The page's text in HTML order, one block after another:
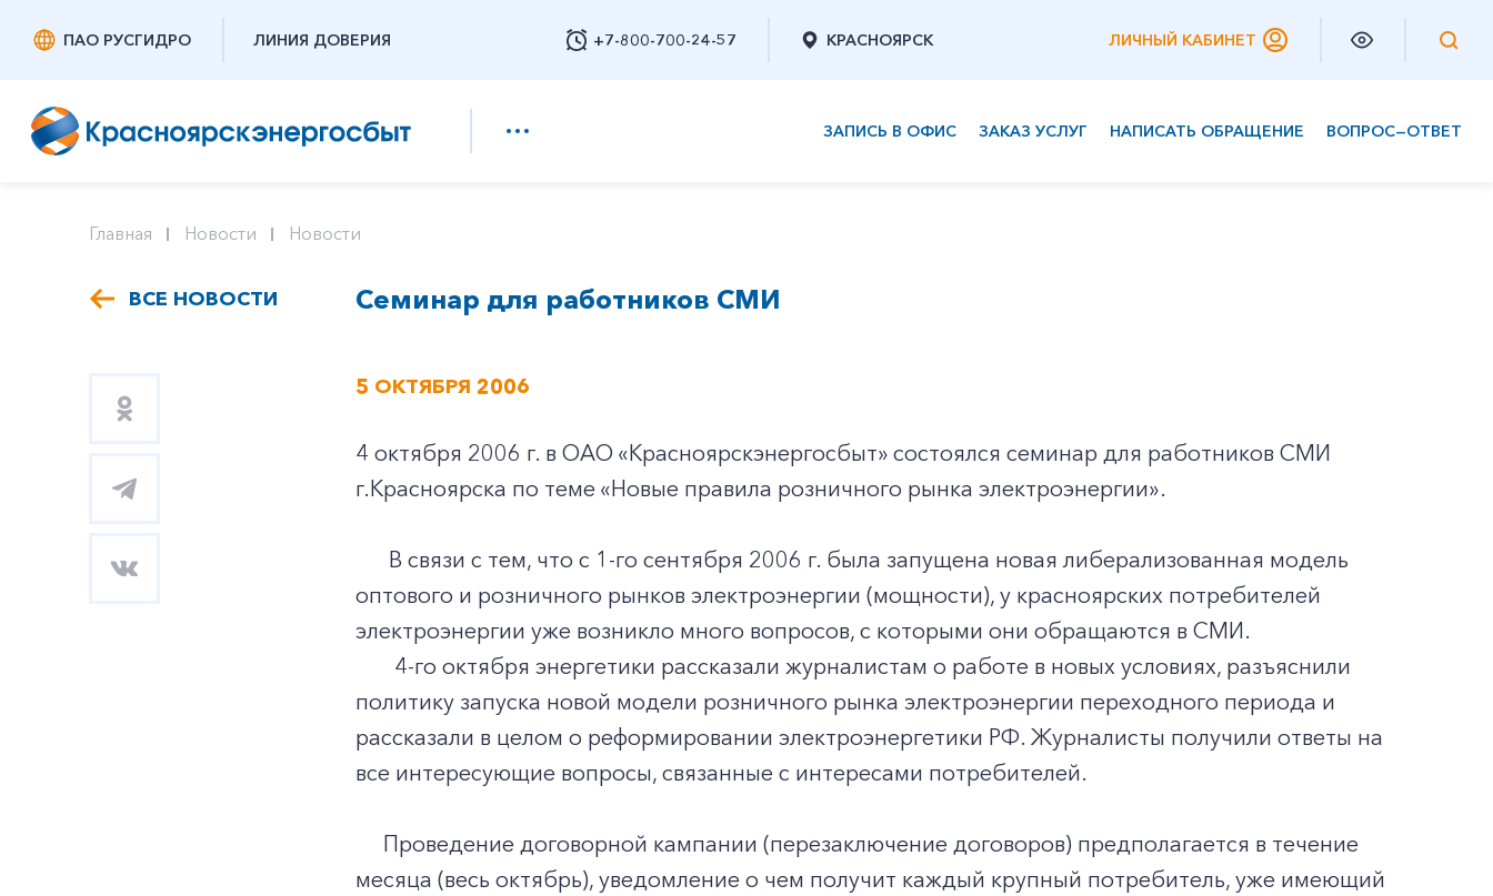
ПАО РУСГИДРО ЛИНИЯ ДОВЕРИЯ +7-800-700-24-57
Заказать обратный звонок
КРАСНОЯРСК ЛИЧНЫЙ КАБИНЕТ
ЗАПИСЬ В ОФИС ЗАКАЗ УСЛУГ НАПИСАТЬ ОБРАЩЕНИЕ ВОПРОС—ОТВЕТ
Главная Новости Новости
ВСЕ НОВОСТИ Семинар для работников СМИ
5 ОКТЯБРЯ 2006
4 октября 2006 г. в ОАО «Красноярскэнергосбыт» состоялся семинар для работников СМИ
г.Красноярска по теме «Новые правила розничного рынка электроэнергии».
В связи с тем, что с 1-го сентября 2006 г. была запущена новая либерализованная модель
оптового и розничного рынков электроэнергии (мощности), у красноярских потребителей
электроэнергии уже возникло много вопросов, с которыми они обращаются в СМИ.
4-го октября энергетики рассказали журналистам о работе в новых условиях, разъяснили
политику запуска новой модели розничного рынка электроэнергии переходного периода и
рассказали в целом о реформировании электроэнергетики РФ. Журналисты получили ответы на
все интересующие вопросы, связанные с интересами потребителей.
Проведение договорной кампании (перезаключение договоров) предполагается в течение
месяца (весь октябрь), уведомление о чем получит каждый крупный потребитель, уже имеющий